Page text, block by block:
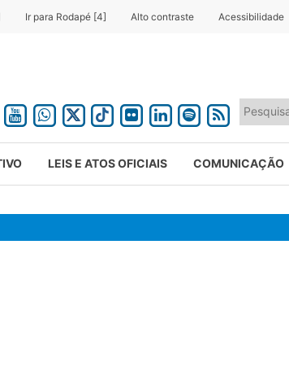
Ir para Rodapé [4] Alto contraste Acessibilidade
LEIS E ATOS OFICIAIS COMUNICAÇÃO